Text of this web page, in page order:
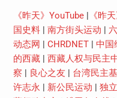
《昨天》YouTube| 《昨
国史料| 南方街头运动
动态网
CHRDNET| 中国
的西藏| 西藏人权与民主
察
良心之友 台湾民主
许志永
新公民运动 独